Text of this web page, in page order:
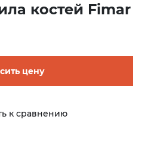
костей Fimar
цену
к сравнению